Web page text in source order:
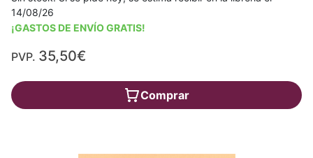
14/08/26
¡GASTOS DE ENVÍO GRATIS!
PVP. 35,50€
Comprar